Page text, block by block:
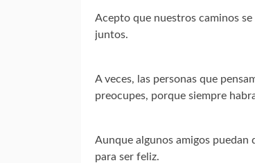
Acepto que nuestros caminos
juntos.
A veces, las personas que
preocupes, porque siempre
Aunque algunos amigos puedan
para ser feliz.